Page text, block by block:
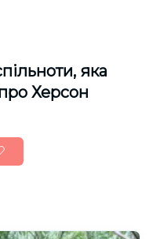
яка
Херсон